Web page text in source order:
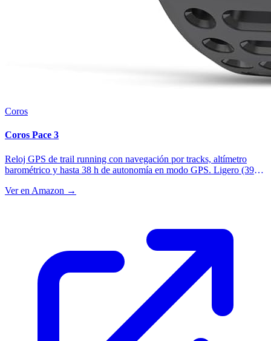
Coros
Coros Pace 3
Reloj GPS de trail running con navegación por tracks, altímetro
barométrico y hasta 38 h de autonomía en modo GPS. Ligero (39
para orientación en montaña.
Ver en Amazon →